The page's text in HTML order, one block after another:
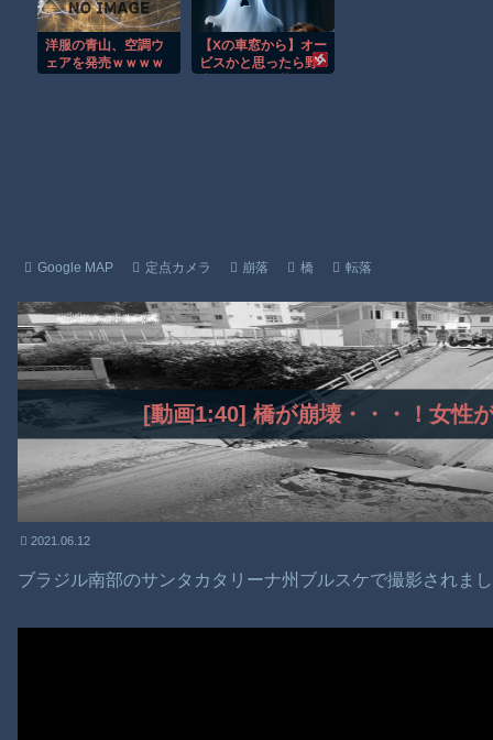
【動画】DJI Neo2で釣りの自撮りをしようとした男の悲劇（ノ∇`
【動画】タイのティパンコーン王子が日本人女性とデートか？
洋服の青山、空調ウ
ェアを発売ｗｗｗｗ
【Xの車窓から】オー
ビスかと思ったら野
Google MAP 定点カメラ 崩落 橋 転落
[動画1:40] 橋が崩壊・・・！女性
2021.06.12
ブラジル南部のサンタカタリーナ州ブルスケで撮影されま